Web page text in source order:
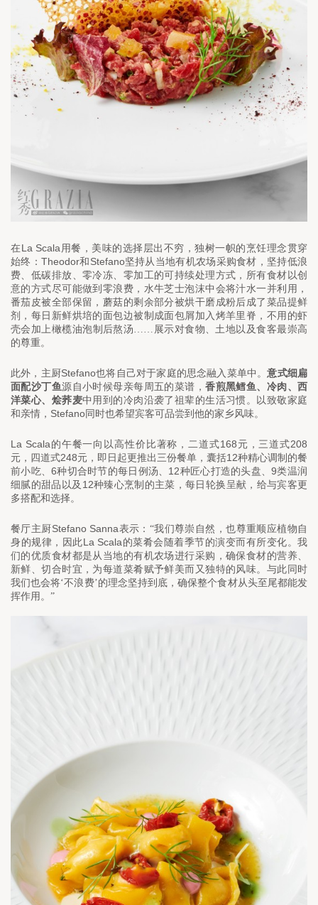
在La Scala 用餐，美味的选择层出不穷，独树一帜的烹饪理念贯穿
始终： Theodor和 Stefano坚持从当地有机农场采购食材，坚持低浪
费、低碳排放、零冷冻、零加工的可持续处理方式，所有食材以创
意的方式尽可能做到零浪费，水牛芝士泡沫中会将汁水一并利用，
番茄皮被全部保留，蘑菇的剩余部分被烘干磨成粉后成了菜品提鲜
剂，每日新鲜烘培的面包边被制成面包屑加入烤羊里脊，不用的虾
壳会加上橄榄油泡制后熬汤……展示对食物、土地以及食客最崇高
的尊重。
此外，主厨Stefano也将自己对于家庭的思念融入菜单中。意式细扁
面配沙丁鱼源自小时候母亲每周五的菜谱，香煎黑鳕鱼、冷肉、西
洋菜心、烩荞麦中用到的冷肉沿袭了祖辈的生活习惯。以致敬家庭
和亲情， Stefano 同时也希望宾客可品尝到他的家乡风味。
La Scala 的午餐一向以高性价比著称，二道式168 元，三道式208
元，四道式248元，即日起更推出三份餐单，囊括12种精心调制的餐
前小吃、6种切合时节的每日例汤、 12种匠心打造的头盘、9类温润
细腻的甜品以及 12种臻心烹制的主菜，每日轮换呈献，给与宾客更
多搭配和选择。
餐厅主厨Stefano Sanna表示：“我们尊崇自然，也尊重顺应植物自
身的规律，因此La Scala 的菜肴会随着季节的演变而有所变化。我
们的优质食材都是从当地的有机农场进行采购，确保食材的营养、
新鲜、切合时宜，为每道菜肴赋予鲜美而又独特的风味。与此同时
我们也会将‘不浪费’的理念坚持到底，确保整个食材从头至尾都能发
挥作用。 ”